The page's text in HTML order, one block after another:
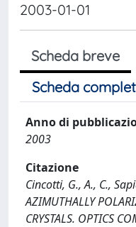
2003-01-01
Scheda breve
Scheda
Anno di
2003
Citazione
Cincotti, G., A., C.,
AZIMUTHALLY
CRYSTALS. OPTICS